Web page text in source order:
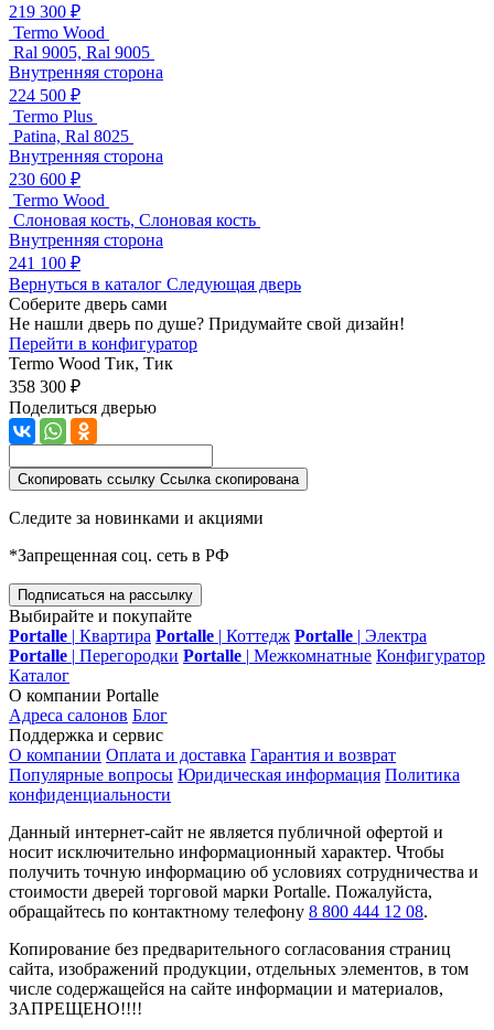
219 300 ₽
Termo Wood
Ral 9005, Ral 9005
Внутренняя сторона
224 500 ₽
Termo Plus
Patina, Ral 8025
Внутренняя сторона
230 600 ₽
Termo Wood
Слоновая кость, Слоновая кость
Внутренняя сторона
241 100 ₽
Вернуться в каталог Следующая дверь
Соберите дверь сами
Не нашли дверь по душе? Придумайте свой дизайн!
Перейти в конфигуратор
Termo Wood Тик, Тик
358 300 ₽
Поделиться дверью
Скопировать ссылку Ссылка скопирована
Следите за новинками и акциями
*Запрещенная соц. сеть в РФ
Подписаться на рассылку
Выбирайте и покупайте
Portalle | Квартира Portalle | Коттедж Portalle | Электра
Portalle | Перегородки Portalle | Межкомнатные Конфигуратор
Каталог
О компании Portalle
Адреса салонов Блог
Поддержка и сервис
О компании Оплата и доставка Гарантия и возврат
Популярные вопросы Юридическая информация Политика
конфиденциальности
Данный интернет-сайт не является публичной офертой и
носит исключительно информационный характер. Чтобы
получить точную информацию об условиях сотрудничества и
стоимости дверей торговой марки Portalle. Пожалуйста,
обращайтесь по контактному телефону 8 800 444 12 08.
Копирование без предварительного согласования страниц
сайта, изображений продукции, отдельных элементов, в том
числе содержащейся на сайте информации и материалов,
ЗАПРЕЩЕНО!!!!